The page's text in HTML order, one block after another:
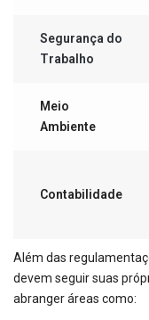
Segurança do
Trabalho
Meio
Ambiente
Contabilidade
Além das
devem seguir suas
abranger áreas como: